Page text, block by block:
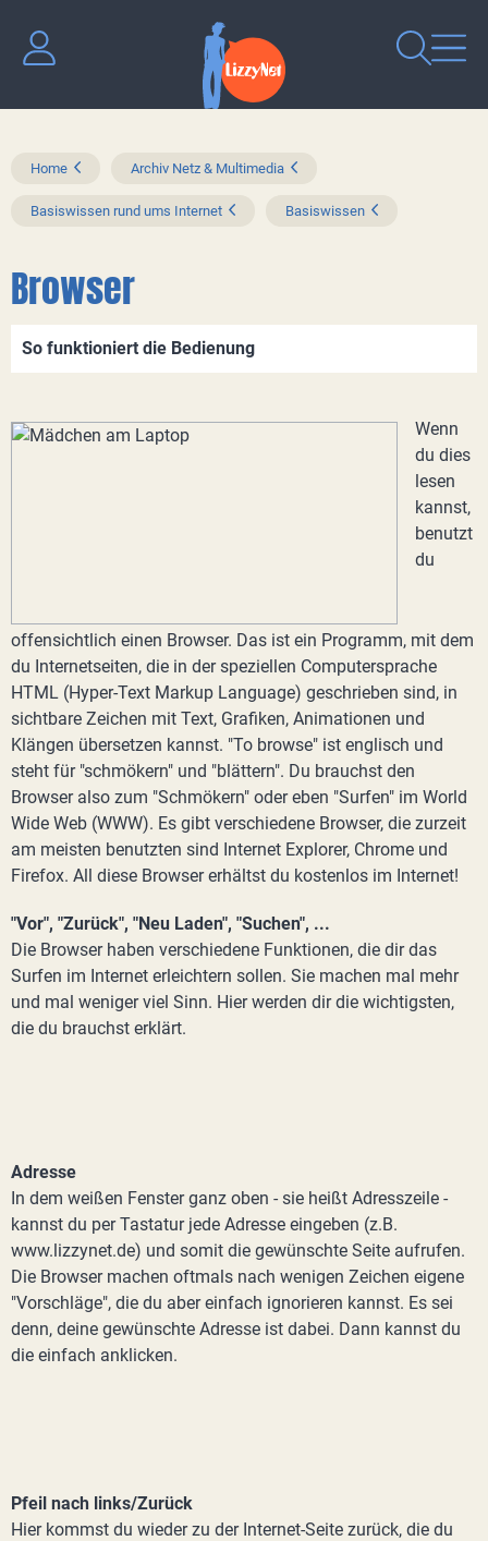
Home Archiv Netz & Multimedia
Basiswissen rund ums Internet Basiswissen
Browser
So funktioniert die Bedienung
Wenn
du dies
lesen
kannst,
benutzt
du
offensichtlich einen Browser. Das ist ein Programm, mit dem
du Internetseiten, die in der speziellen Computersprache
HTML (Hyper-Text Markup Language) geschrieben sind, in
sichtbare Zeichen mit Text, Grafiken, Animationen und
Klängen übersetzen kannst. "To browse" ist englisch und
steht für "schmökern" und "blättern". Du brauchst den
Browser also zum "Schmökern" oder eben "Surfen" im World
Wide Web (WWW). Es gibt verschiedene Browser, die zurzeit
am meisten benutzten sind Internet Explorer, Chrome und
Firefox. All diese Browser erhältst du kostenlos im Internet!
"Vor", "Zurück", "Neu Laden", "Suchen", ...
Die Browser haben verschiedene Funktionen, die dir das
Surfen im Internet erleichtern sollen. Sie machen mal mehr
und mal weniger viel Sinn. Hier werden dir die wichtigsten,
die du brauchst erklärt.
Adresse
In dem weißen Fenster ganz oben - sie heißt Adresszeile -
kannst du per Tastatur jede Adresse eingeben (z.B.
www.lizzynet.de) und somit die gewünschte Seite aufrufen.
Die Browser machen oftmals nach wenigen Zeichen eigene
"Vorschläge", die du aber einfach ignorieren kannst. Es sei
denn, deine gewünschte Adresse ist dabei. Dann kannst du
die einfach anklicken.
Pfeil nach links/Zurück
Hier kommst du wieder zu der Internet-Seite zurück, die du